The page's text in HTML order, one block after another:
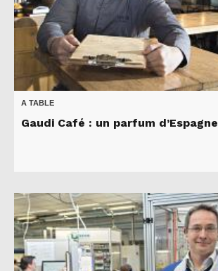
A TABLE
Gaudi Café : un parfum d’Espagne